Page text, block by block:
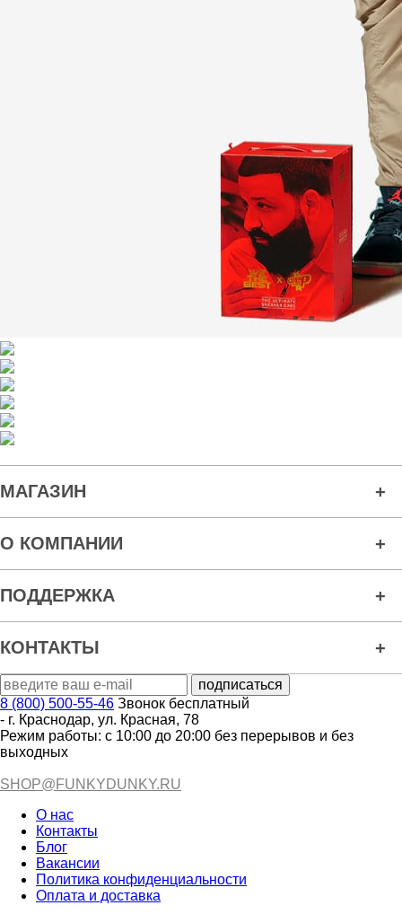
МАГАЗИН
О КОМПАНИИ
ПОДДЕРЖКА
КОНТАКТЫ
8 (800) 500-55-46 Звонок бесплатный
- г. Краснодар, ул. Красная, 78
Режим работы: с 10:00 до 20:00 без перерывов и без
выходных
SHOP@FUNKYDUNKY.RU
О нас
Контакты
Блог
Вакансии
Политика конфиденциальности
Оплата и доставка